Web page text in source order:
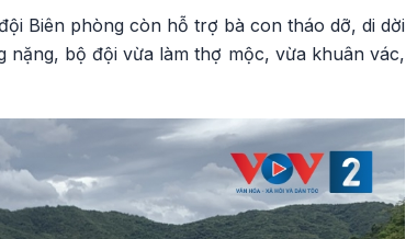
Biên phòng còn hỗ trợ bà con tháo dỡ, di dời
bộ đội vừa làm thợ mộc, vừa khuân vác,